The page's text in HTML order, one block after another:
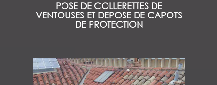
POSE DE COLLERETTES DE
VENTOUSES ET DEPOSE DE CAPOTS
DE PROTECTION